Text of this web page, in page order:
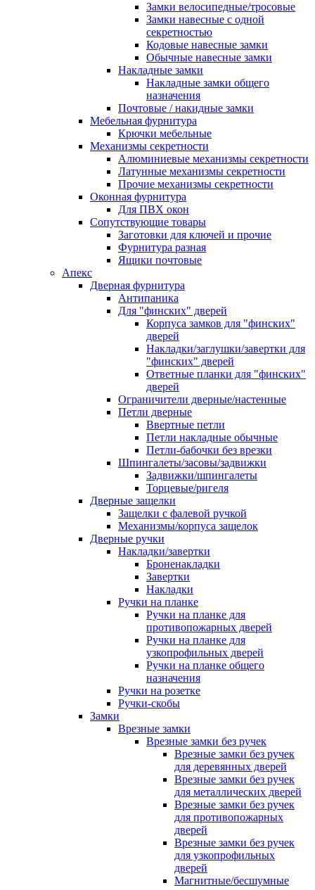
Замки велосипедные/тросовые
Замки навесные с одной
секретностью
Кодовые навесные замки
Обычные навесные замки
Накладные замки
Накладные замки общего
назначения
Почтовые / накидные замки
Мебельная фурнитура
Крючки мебельные
Механизмы секретности
Алюминиевые механизмы секретности
Латунные механизмы секретности
Прочие механизмы секретности
Оконная фурнитура
Для ПВХ окон
Сопутствующие товары
Заготовки для ключей и прочие
Фурнитура разная
Ящики почтовые
Апекс
Дверная фурнитура
Антипаника
Для "финских" дверей
Корпуса замков для "финских"
дверей
Накладки/заглушки/завертки для
"финских" дверей
Ответные планки для "финских"
дверей
Ограничители дверные/настенные
Петли дверные
Ввертные петли
Петли накладные обычные
Петли-бабочки без врезки
Шпингалеты/засовы/задвижки
Задвижки/шпингалеты
Торцевые/ригеля
Дверные защелки
Защелки с фалевой ручкой
Механизмы/корпуса защелок
Дверные ручки
Накладки/завертки
Броненакладки
Завертки
Накладки
Ручки на планке
Ручки на планке для
противопожарных дверей
Ручки на планке для
узкопрофильных дверей
Ручки на планке общего
назначения
Ручки на розетке
Ручки-скобы
Замки
Врезные замки
Врезные замки без ручек
Врезные замки без ручек
для деревянных дверей
Врезные замки без ручек
для металлических дверей
Врезные замки без ручек
для противопожарных
дверей
Врезные замки без ручек
для узкопрофильных
дверей
Магнитные/бесшумные